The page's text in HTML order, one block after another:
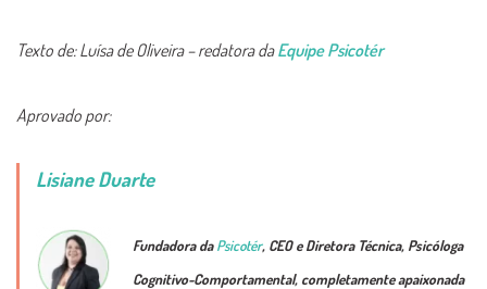
Texto de: Luísa de Oliveira – redatora daEquipe Psicotér
Aprovado por:
Lisiane Duarte
Fundadora daPsicotér, CEO e Diretora Técnica, Psicóloga
Cognitivo-Comportamental, completamente apaixonada